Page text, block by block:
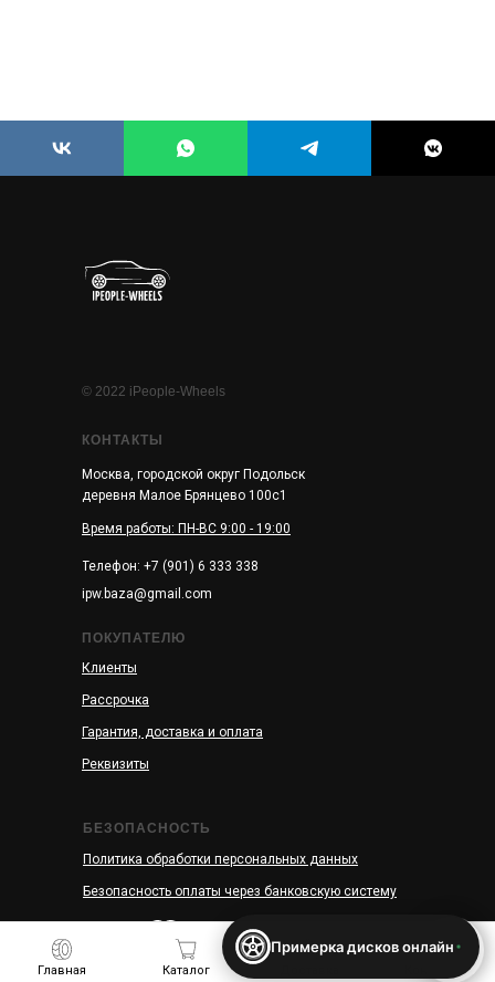
Примерка дисков онлайн
КОНТАКТЫ
Москва, городской округ Подольск
деревня Малое Брянцево 100с1
ipw.baza@gmail.com
Гарантия, доставка и оплата
Рассрочка
Клиенты
Реквизиты
ПОКУПАТЕЛЮ
БЕЗОПАСНОСТЬ
Политика обработки персональных данных
Безопасность оплаты через банковскую систему
© 2022 iPeople-Wheels
Телефон: +7 (901) 6 333 338
Время работы: ПН-ВС 9:00 - 19:00
Главная Каталог